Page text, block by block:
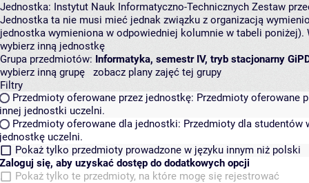
Jednostka: Instytut Nauk Informatyczno-Technicznych Zestaw
Jednostka ta nie musi mieć jednak związku z organizacją
jednostka wymieniona w odpowiedniej kolumnie w tabeli
wybierz inną jednostkę
Grupa przedmiotów: Informatyka, semestr IV, tryb stacjonarny
wybierz inną grupę
zobacz plany zajęć tej grupy
Filtry
Przedmioty oferowane przez jednostkę: Przedmioty oferowane
innej jednostki uczelni.
Przedmioty oferowane dla jednostki: Przedmioty dla studentów
jednostkę uczelni.
Pokaż tylko przedmioty prowadzone w języku innym niż polski
Zaloguj się, aby uzyskać dostęp do dodatkowych opcji
Pokaż tylko te przedmioty, na które mogę się rejestrować